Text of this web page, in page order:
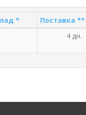
* Поставка **
4 дн.